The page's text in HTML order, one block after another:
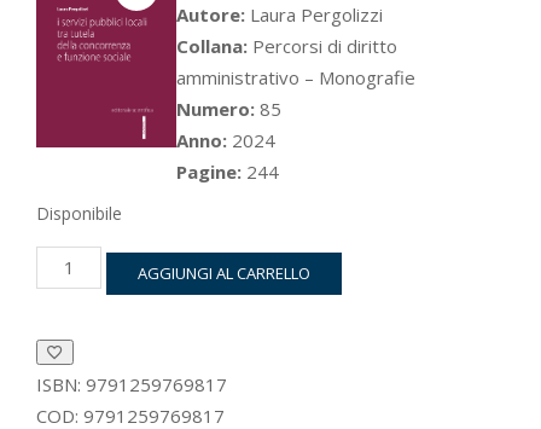
originale
era:
€16.00.
attuale
è:
€15.20.
Autore: Laura Pergolizzi
Collana: Percorsi di diritto
amministrativo – Monografie
Numero: 85
Anno: 2024
Pagine: 244
Disponibile
servizi
tra
tutela
della
AGGIUNGI AL CARRELLO
ISBN: 9791259769817
COD: 9791259769817